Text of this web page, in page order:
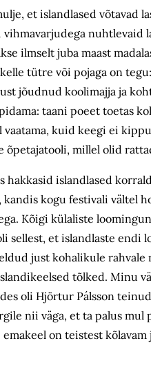
et islandlased võtavad
nuhtlevaid
ilmselt juba maast
tütre või pojaga on
jõudnud koolimajja ja
taani poeet toetas
kuid keegi ei
õpetajatooli, millel olid
islandlased
kogu festivali vältel
Kõigi külaliste
sellest, et islandlaste endi
just kohalikule rahvale
tõlked. Minu
oli Hjörtur Pálsson
nii väga, et ta palus
on teistest kõlavam